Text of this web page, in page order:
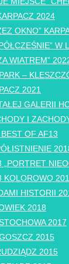
2024
OKNO”
W
WIATREM”
–
2021
GALERII
I
OF AF13
„PORTRET
KOLOROWO
HISTORII
2018
2017
2015
2015